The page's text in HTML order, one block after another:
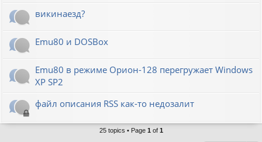
викинаезд?
Emu80 и DOSBox
Emu80 в режиме Орион-128 перегружает Windows
XP SP2
файл описания RSS как-то недозалит
25 topics • Page 1 of 1